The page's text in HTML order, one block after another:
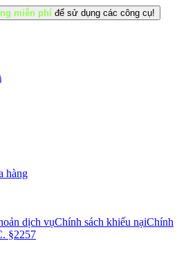
miễn phí để sử dụng các công cụ!
hàng
dịch vụChính sách khiếu nạiChính
§2257